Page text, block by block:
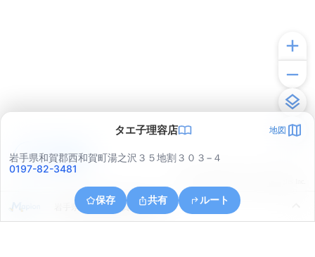
タエ子理容店 地図
岩手県和賀郡西和賀町湯之沢３５地割３０３−４
0197-82-3481
保存 共有 ルート
岩手県和賀郡西和賀町湯之沢
アプリで見る